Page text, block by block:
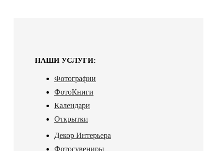
НАШИ УСЛУГИ:
Фотографии
ФотоКниги
Календари
Открытки
Декор Интерьера
Фотосувениры